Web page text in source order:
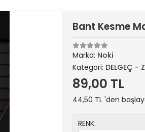
Bant Kesme
Marka: Noki
Kategori: DELGEÇ -
89,00 TL
44,50 TL 'den
RENK: